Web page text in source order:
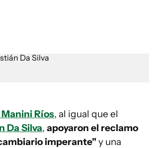
Ríos, al igual que el
Da Silva, apoyaron el reclamo
imperante"y una